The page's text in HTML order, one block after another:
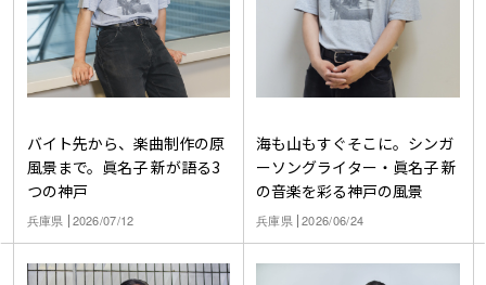
バイト先から、楽曲制作の原
風景まで。眞名子 新が語る3
つの神戸
兵庫県 2026/07/12
海も山もすぐそこに。シンガ
ーソングライター・眞名子 新
の音楽を彩る神戸の風景
兵庫県 2026/06/24